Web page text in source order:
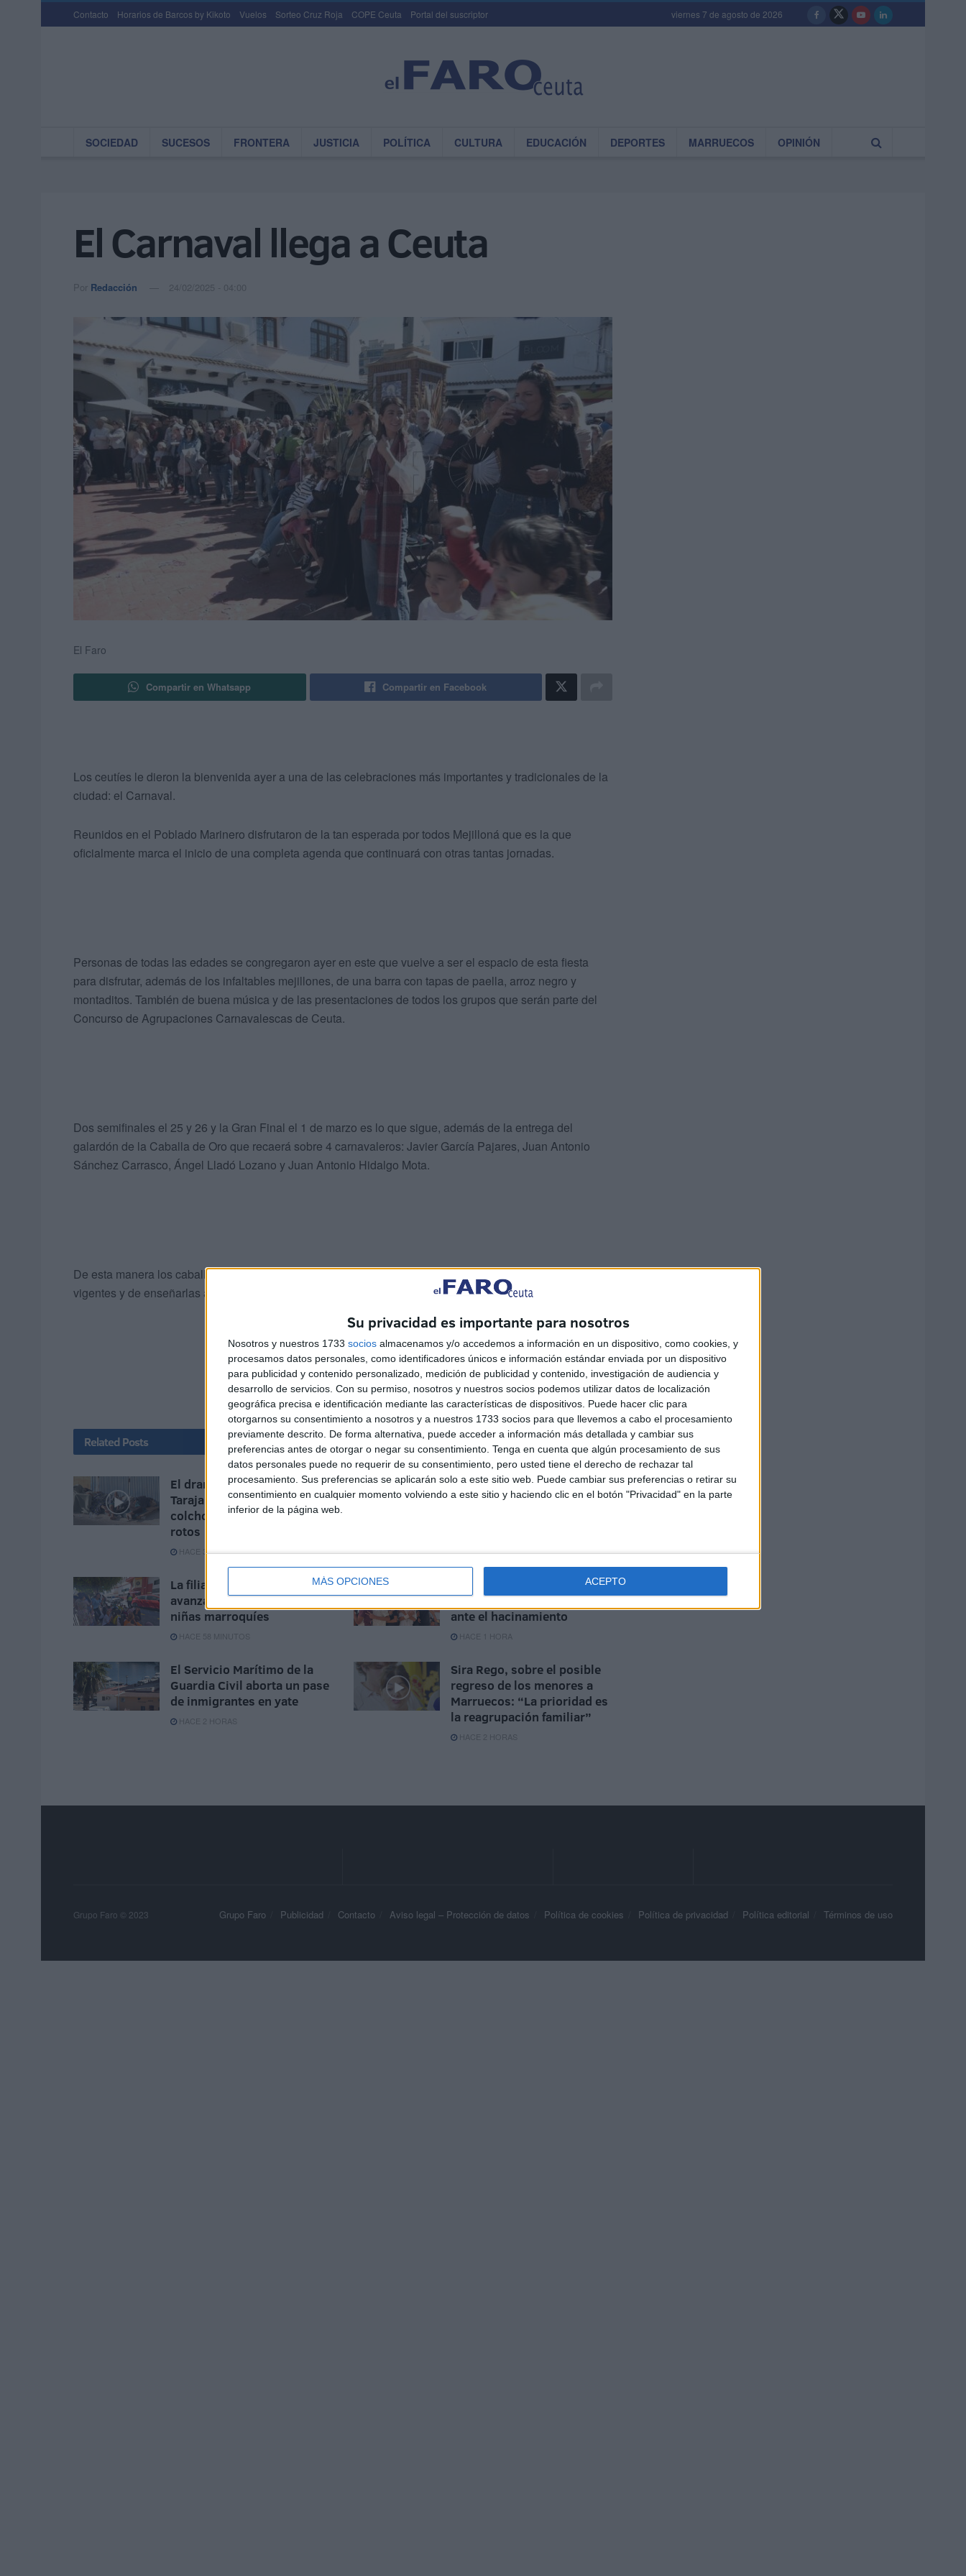
Su privacidad es importante para nosotros
Nosotros y nuestros 1733 socios almacenamos y/o accedemos a información en un dispositivo, como cookies, y
procesamos datos personales, como identificadores únicos e información estándar enviada por un dispositivo
para publicidad y contenido personalizado, medición de publicidad y contenido, investigación de audiencia y
desarrollo de servicios. Con su permiso, nosotros y nuestros socios podemos utilizar datos de localización
geográfica precisa e identificación mediante las características de dispositivos. Puede hacer clic para
otorgarnos su consentimiento a nosotros y a nuestros 1733 socios para que llevemos a cabo el procesamiento
previamente descrito. De forma alternativa, puede acceder a información más detallada y cambiar sus
preferencias antes de otorgar o negar su consentimiento. Tenga en cuenta que algún procesamiento de sus
datos personales puede no requerir de su consentimiento, pero usted tiene el derecho de rechazar tal
procesamiento. Sus preferencias se aplicarán solo a este sitio web. Puede cambiar sus preferencias o retirar su
consentimiento en cualquier momento volviendo a este sitio y haciendo clic en el botón "Privacidad" en la parte
inferior de la página web.
MÁS OPCIONES ACEPTO
Contacto Horarios de Barcos by Kikoto Vuelos Sorteo Cruz Roja COPE Ceuta Portal del suscriptor viernes 7 de agosto de 2026
SOCIEDAD SUCESOS FRONTERA JUSTICIA POLÍTICA CULTURA EDUCACIÓN DEPORTES MARRUECOS OPINIÓN
El Carnaval llega a Ceuta
Por Redacción 24/02/2025 - 04:00
El Faro
Compartir en Whatsapp Compartir en Facebook
Los ceutíes le dieron la bienvenida ayer a una de las celebraciones más importantes y tradicionales de la
ciudad: el Carnaval.
Reunidos en el Poblado Marinero disfrutaron de la tan esperada por todos Mejilloná que es la que
oficialmente marca el inicio de una completa agenda que continuará con otras tantas jornadas.
Personas de todas las edades se congregaron ayer en este que vuelve a ser el espacio de esta fiesta
para disfrutar, además de los infaltables mejillones, de una barra con tapas de paella, arroz negro y
montaditos. También de buena música y de las presentaciones de todos los grupos que serán parte del
Concurso de Agrupaciones Carnavalescas de Ceuta.
Dos semifinales el 25 y 26 y la Gran Final el 1 de marzo es lo que sigue, además de la entrega del
galardón de la Caballa de Oro que recaerá sobre 4 carnavaleros: Javier García Pajares, Juan Antonio
Sánchez Carrasco, Ángel Lladó Lozano y Juan Antonio Hidalgo Mota.
De esta manera los caballas demuestran la importancia de las tradiciones, de mantenerlas siempre
vigentes y de enseñarlas a las siguientes generaciones para que así perduren en el tiempo.
Related Posts
El drama humanitario del
Tarajal persiste entre
colchones, mantas y sueños
rotos
HACE 3 MINUTOS
Proteger a niñas
marroquíes: prioridad ante
HACE 28 MINUTOS
La filiación de menores
avanza con un grupo de
niñas marroquíes
HACE 58 MINUTOS
CCOO exige más vigilancia
en los centros de menores
ante el hacinamiento
HACE 1 HORA
El Servicio Marítimo de la
Guardia Civil aborta un pase
de inmigrantes en yate
HACE 2 HORAS
Sira Rego, sobre el posible
regreso de los menores a
Marruecos: “La prioridad es
la reagrupación familiar”
HACE 2 HORAS
Grupo Faro Publicidad Contacto Aviso legal – Protección de datos Política de cookies Política de privacidad Política editorial Términos de uso
Grupo Faro © 2023